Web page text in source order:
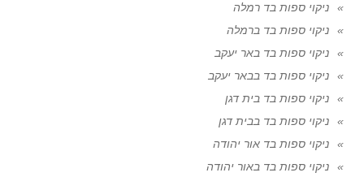
ניקוי ספות בד רמלה
ניקוי ספות בד ברמלה
ניקוי ספות בד באר יעקב
ניקוי ספות בד בבאר יעקב
ניקוי ספות בד בית דגן
ניקוי ספות בד בבית דגן
ניקוי ספות בד אור יהודה
ניקוי ספות בד באור יהודה